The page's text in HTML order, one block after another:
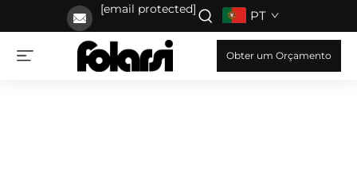
[email protected] PT
Obter um Orçamento